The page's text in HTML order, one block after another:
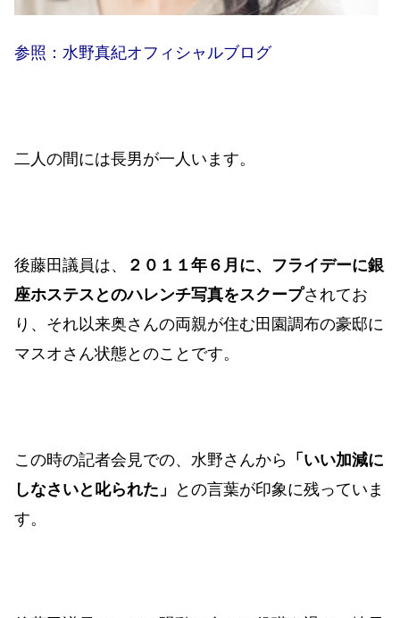
参照：水野真紀オフィシャルブログ
二人の間には長男が一人います。
後藤田議員は、
２０１１年６月に、フライデーに銀
座ホステスとのハレンチ写真をスクープされてお
り、それ以来奥さんの両親が住む田園調布の豪邸に
マスオさん状態とのことです。
この時の記者会見での、水野さんから 「いい加減に
しなさいと叱られた」
との言葉が印象に残っていま
す。